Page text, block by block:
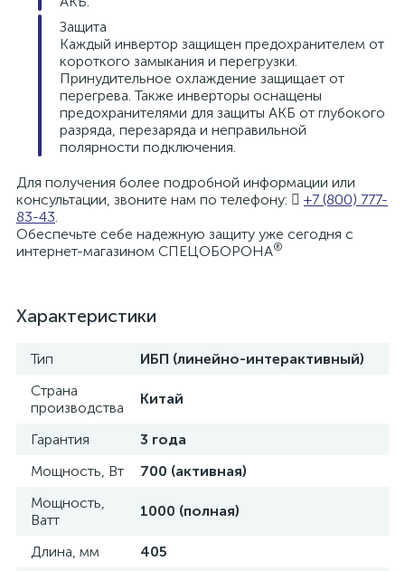
Защита
Каждый инвертор защищен предохранителем от
короткого замыкания и перегрузки.
Принудительное охлаждение защищает от
перегрева. Также инверторы оснащены
предохранителями для защиты АКБ от глубокого
разряда, перезаряда и неправильной
полярности подключения.
Для получения более подробной информации или
консультации, звоните нам по телефону:
+7 (800) 777-
83-43.
Обеспечьте себе надежную защиту уже сегодня с
интернет-магазином СПЕЦОБОРОНА®
Характеристики
Тип
ИБП (линейно-интерактивный)
Страна
производства
Китай
Гарантия
3 года
Мощность, Вт
700 (активная)
Мощность,
Ватт
1000 (полная)
Длина, мм
405